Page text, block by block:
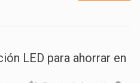
LED para ahorrar en